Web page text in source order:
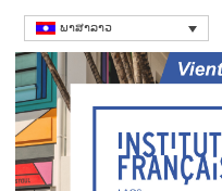
ພາສາລາວ
ສະຖາ
Language